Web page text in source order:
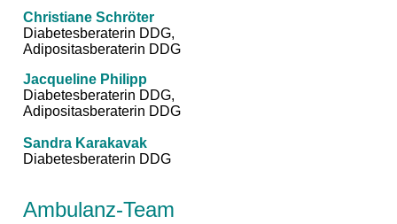
Christiane Schröter
Diabetesberaterin DDG,
Adipositasberaterin DDG
Jacqueline Philipp
Diabetesberaterin DDG,
Adipositasberaterin DDG
Sandra Karakavak
Diabetesberaterin DDG
Ambulanz-Team